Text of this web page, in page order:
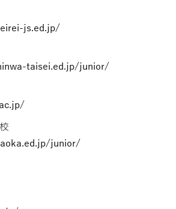
js.ed.jp/
taisei.ed.jp/junior/
junior/